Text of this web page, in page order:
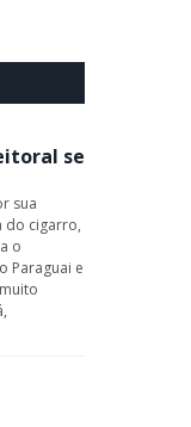
se
sua
do cigarro,
o
Paraguai e